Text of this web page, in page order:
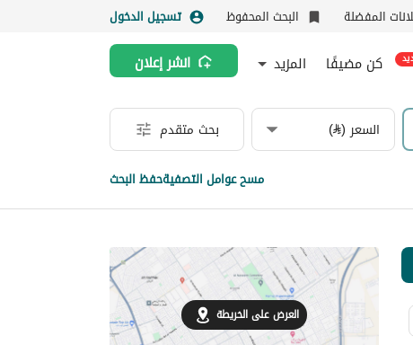
المفضلة البحث المحفوظ تسجيل الدخول
كن مضيفًا المزيد انشر إعلان
السعر (⃁) بحث متقدم
مسح عوامل التصفيةحفظ البحث
العرض على الخريطة